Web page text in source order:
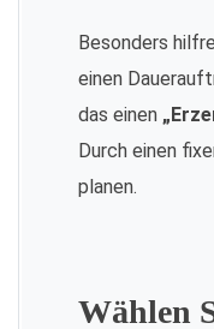
Besonders
einen
das einen
Durch einen
planen.
Wählen